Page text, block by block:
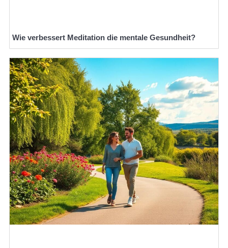
Wie verbessert Meditation die mentale Gesundheit?